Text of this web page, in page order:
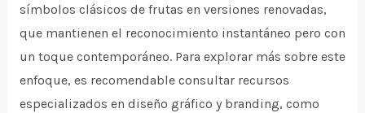
símbolos clásicos de frutas en versiones renovadas,
que mantienen el reconocimiento instantáneo pero con
un toque contemporáneo. Para explorar más sobre este
enfoque, es recomendable consultar recursos
especializados en diseño gráfico y branding, como